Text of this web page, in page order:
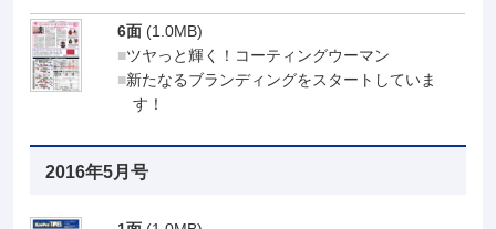
6面 (1.0MB)
ツヤっと輝く！コーティングウーマン
新たなるブランディングをスタートしていま
す！
2016年5月号